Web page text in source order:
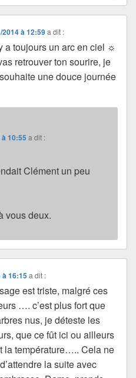
2014 à 12:59 a dit :
a toujours un arc en ciel ☼
retrouver ton sourire, je
une douce journée
10:55 a dit :
Clément un peu
vous deux.
à 16:15 a dit :
est triste, malgré ces
…. c’est plus fort que
nus, je déteste les
que ce fût ici ou ailleurs
la température….. Cela ne
la suite avec